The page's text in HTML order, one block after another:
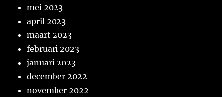
mei 2023
april 2023
maart 2023
februari 2023
januari 2023
december 2022
november 2022